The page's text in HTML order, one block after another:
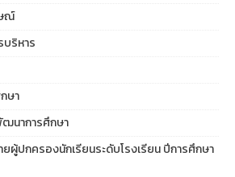
ณ์
บริหาร
ษา
นาการศึกษา
ผู้ปกครองนักเรียนระดับโรงเรียน ปีการศึกษา